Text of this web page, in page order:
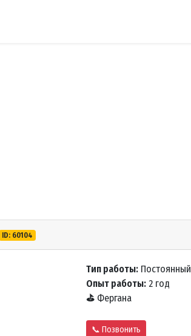
ID: 60104
Тип работы: Постоянный
Опыт работы: 2 год
⛳ Фергана
📞 Позвонить